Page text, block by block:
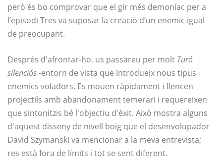
però és bo comprovar que el gir més demoníac per a
l’episodi Tres va suposar la creació d’un enemic igual
de preocupant.
Després d'afrontar-ho, us passareu per molt Turó
silenciós-entorn de vista que introdueix nous tipus
enemics voladors. Es mouen ràpidament i llencen
projectils amb abandonament temerari i requereixen
que sintonitzis bé l'objectiu d'èxit. Això mostra alguns
d'aquest disseny de nivell boig que el desenvolupador
David Szymanski va mencionar a la meva entrevista;
res està fora de límits i tot se sent diferent.